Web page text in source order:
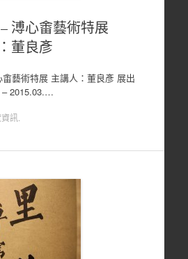
– 溥心畬藝術特展
董良彥
畬藝術特展 主講人：董良彥 展出
– 2015.03.…
訊